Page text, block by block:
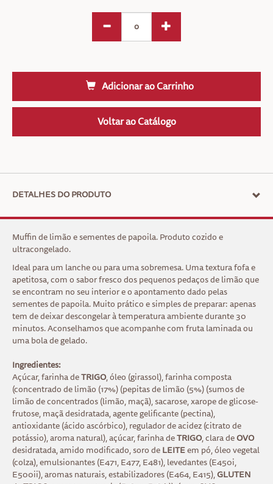
Adicionar ao Carrinho
Voltar ao Catálogo
DETALHES DO PRODUTO
Muffin de limão e sementes de papoila. Produto cozido e
ultracongelado.
Ideal para um lanche ou para uma sobremesa. Uma textura fofa e
apetitosa, com o sabor fresco dos pequenos pedaços de limão que
se encontram no seu interior e o apontamento dado pelas
sementes de papoila. Muito prático e simples de preparar: apenas
tem de deixar descongelar à temperatura ambiente durante 30
minutos. Aconselhamos que acompanhe com fruta laminada ou
uma bola de gelado.
Ingredientes:
Açúcar, farinha deTRIGO, óleo (girassol), farinha composta
(concentrado de limão (17%) (pepitas de limão (5%) (sumos de
limão de concentrados (limão, maçã), sacarose, xarope de glicose-
frutose, maçã desidratada, agente gelificante (pectina),
antioxidante (ácido ascórbico), regulador de acidez (citrato de
potássio), aroma natural), açúcar, farinha deTRIGO, clara deOVO
desidratada, amido modificado, soro de LEITEem pó, óleo vegetal
(colza), emulsionantes (E471, E477, E481), levedantes (E450i,
E500ii), aromas naturais, estabilizadores (E464, E415),GLUTEN